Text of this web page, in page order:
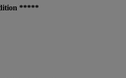
*****